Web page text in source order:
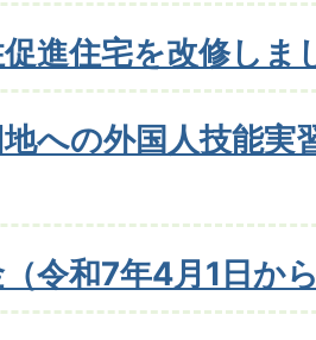
進住宅を改修しま
への外国人技能実
令和7年4月1日か